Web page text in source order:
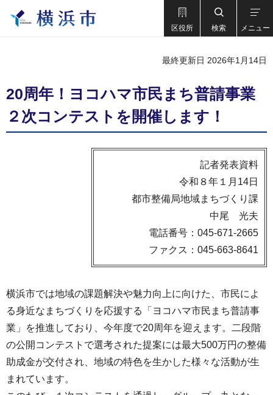
区役所 検索 メニュー
最終更新日 2026年1月14日
20周年！ヨコハマ市民まち普請事業
２次コンテストを開催します！
記者発表資料
令和８年１月14日
都市整備局地域まちづくり課
中尾 光夫
電話番号：045-671-2665
ファクス：045-663-8641
横浜市では地域の課題解決や魅力向上に向けた、市民によ
る身近なまちづくりを応援する「ヨコハマ市民まち普請事
業」を推進しており、今年度で20周年を迎えます。二段階
の公開コンテストで選考された提案には最大500万円の整備
助成金が交付され、地域の特色を生かした様々な活動が生
まれています。